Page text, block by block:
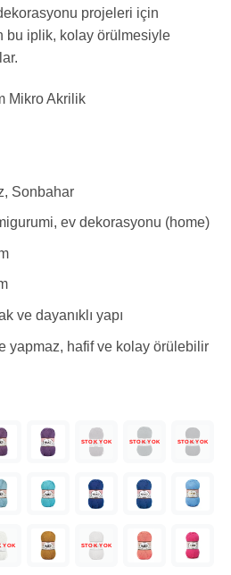
projeleri için
bu iplik, kolay örülmesiyle
Mikro Akrilik
Sonbahar
ev dekorasyonu (home)
ve dayanıklı yapı
yapmaz, hafif ve kolay örülebilir
STOK YOK STOK YOK STOK YOK
YOK STOK YOK